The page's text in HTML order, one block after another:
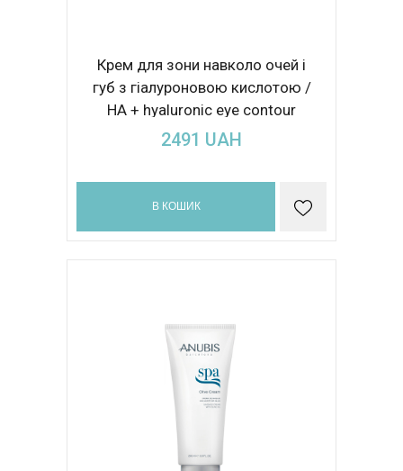
Крем для зони навколо очей і
губ з гіалуроновою кислотою /
НА + hyaluronic eye contour
15ml
2491 UAH
В КОШИК